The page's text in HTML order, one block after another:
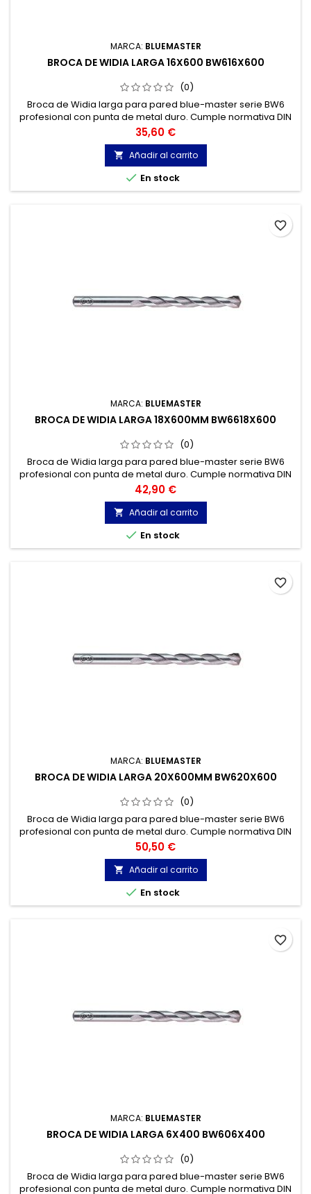
MARCA: BLUEMASTER
BROCA DE WIDIA LARGA 16X600 BW616X600
(0)
Broca de Widia larga para pared blue-master serie BW6
profesional con punta de metal duro. Cumple normativa DIN
8039. Broca widia para Hormigón, Granito, Ladrillo, Piedra...
Cabeza de metal duro de tres cortes.
Precio
35,60 €
 Añadir al carrito
 En stock
MARCA: BLUEMASTER
BROCA DE WIDIA LARGA 18X600MM BW6618X600
(0)
Broca de Widia larga para pared blue-master serie BW6
profesional con punta de metal duro. Cumple normativa DIN
8039. Broca widia para Hormigón, Granito, Ladrillo, Piedra...
Cabeza de metal duro de tres cortes.
Precio
42,90 €
 Añadir al carrito
 En stock
favorite_border
MARCA: BLUEMASTER
BROCA DE WIDIA LARGA 20X600MM BW620X600
(0)
Broca de Widia larga para pared blue-master serie BW6
profesional con punta de metal duro. Cumple normativa DIN
8039. Broca widia para Hormigón, Granito, Ladrillo, Piedra...
Cabeza de metal duro de tres cortes.
Precio
50,50 €
 Añadir al carrito
 En stock
favorite_border
MARCA: BLUEMASTER
BROCA DE WIDIA LARGA 6X400 BW606X400
(0)
Broca de Widia larga para pared blue-master serie BW6
profesional con punta de metal duro. Cumple normativa DIN
favorite_border